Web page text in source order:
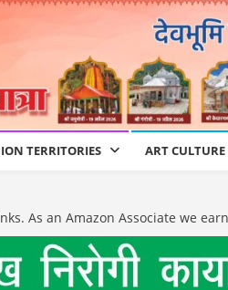
TERRITORIES ART CULTURE
As an Amazon Associate we